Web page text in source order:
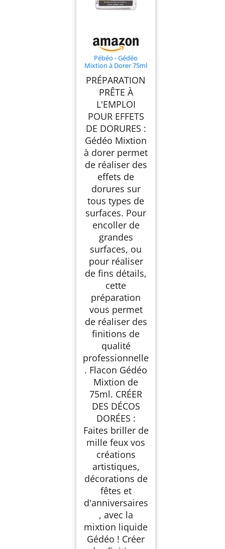
Pébéo - Gédéo
Mixtion à Dorer 75ml
- Préparation à l'Eau
pour Encoller Feuilles
et Copeaux à Dorer -
Prêt à l'Emploi -
Simplicité
d'Utilisation, Qualité
Professionnelle,
Blanc/Transparent
PRÉPARATION
PRÊTE À
L'EMPLOI
POUR EFFETS
DE DORURES :
Gédéo Mixtion
à dorer permet
de réaliser des
effets de
dorures sur
tous types de
surfaces. Pour
encoller de
grandes
surfaces, ou
pour réaliser
de fins détails,
cette
préparation
vous permet
de réaliser des
finitions de
qualité
professionnelle
. Flacon Gédéo
Mixtion de
75ml. CRÉER
DES DÉCOS
DORÉES :
Faites briller de
mille feux vos
créations
artistiques,
décorations de
fêtes et
d'anniversaires
, avec la
mixtion liquide
Gédéo ! Créer